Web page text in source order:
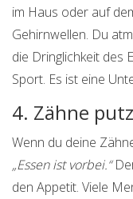
im Haus oder auf
Gehirnwellen. Du
die Dringlichkeit des
Sport. Es ist eine
4. Zähne
Wenn du deine
„Essen ist vorbei.“
den Appetit. Viele